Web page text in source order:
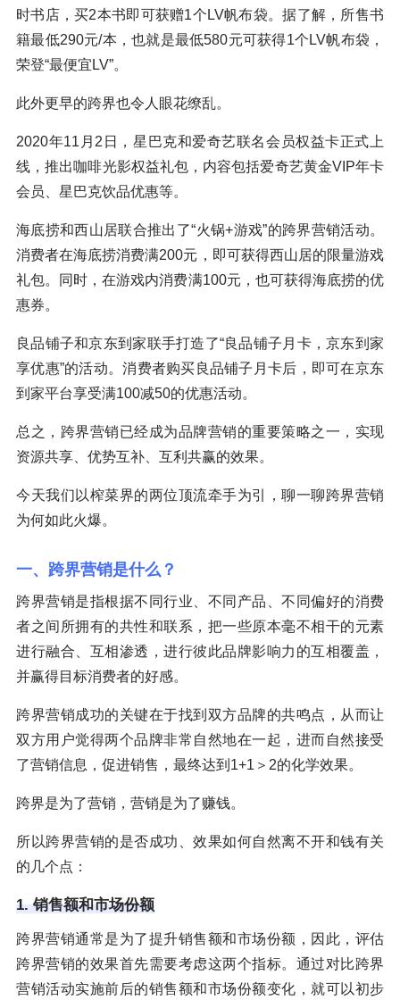
时书店，买2本书即可获赠1个LV帆布袋。据了解，所售书
籍最低290元/本，也就是最低580元可获得1个LV帆布袋，
荣登“最便宜LV”。
此外更早的跨界也令人眼花缭乱。
2020年11月2日，星巴克和爱奇艺联名会员权益卡正式上
线，推出咖啡光影权益礼包，内容包括爱奇艺黄金VIP年卡
会员、星巴克饮品优惠等。
海底捞和西山居联合推出了“火锅+游戏”的跨界营销活动。
消费者在海底捞消费满200元，即可获得西山居的限量游戏
礼包。同时，在游戏内消费满100元，也可获得海底捞的优
惠券。
良品铺子和京东到家联手打造了“良品铺子月卡，京东到家
享优惠”的活动。消费者购买良品铺子月卡后，即可在京东
到家平台享受满100减50的优惠活动。
总之，跨界营销已经成为品牌营销的重要策略之一，实现
资源共享、优势互补、互利共赢的效果。
今天我们以榨菜界的两位顶流牵手为引，聊一聊跨界营销
为何如此火爆。
一、跨界营销是什么？
跨界营销是指根据不同行业、不同产品、不同偏好的消费
者之间所拥有的共性和联系，把一些原本毫不相干的元素
进行融合、互相渗透，进行彼此品牌影响力的互相覆盖，
并赢得目标消费者的好感。
跨界营销成功的关键在于找到双方品牌的共鸣点，从而让
双方用户觉得两个品牌非常自然地在一起，进而自然接受
了营销信息，促进销售，最终达到1+1＞2的化学效果。
跨界是为了营销，营销是为了赚钱。
所以跨界营销的是否成功、效果如何自然离不开和钱有关
的几个点：
1. 销售额和市场份额
跨界营销通常是为了提升销售额和市场份额，因此，评估
跨界营销的效果首先需要考虑这两个指标。通过对比跨界
营销活动实施前后的销售额和市场份额变化，就可以初步